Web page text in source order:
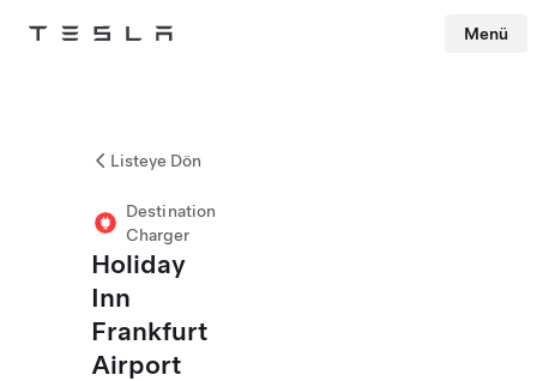
Tesla Menü
Listeye Dön
Destination
Charger
Holiday
Inn
Frankfurt
Airport